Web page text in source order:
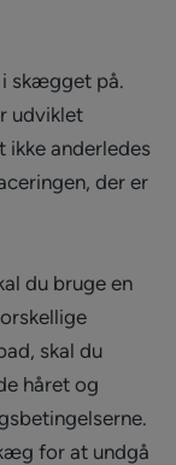
skægget på.
udviklet
anderledes
der er
du bruge en
skal du
håret og
for at undgå